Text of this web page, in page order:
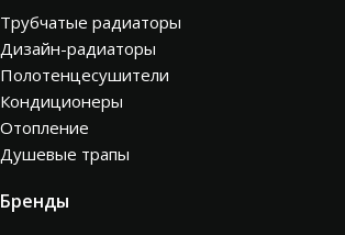
Трубчатые радиаторы
Дизайн-радиаторы
Полотенцесушители
Кондиционеры
Отопление
Душевые трапы
Бренды